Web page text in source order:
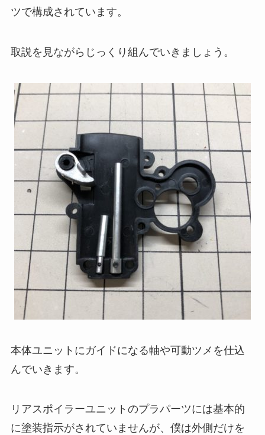
ツで構成されています。
取説を見ながらじっくり組んでいきましょう。
本体ユニットにガイドになる軸や可動ツメを仕込
んでいきます。
リアスポイラーユニットのプラパーツには基本的
に塗装指示がされていませんが、僕は外側だけを